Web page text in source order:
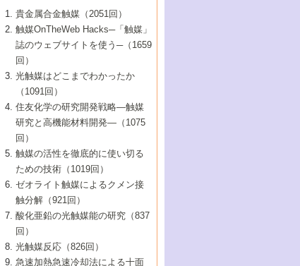
8号 高機能化ポリオレフィンに向けた重合
触媒の最近の進展
7号 持続可能社会実現のための触媒および
触媒関連技術
5号 若手会員による触媒研究の未来展望1：
企業編
6号 第102回触媒討論会
7号 触媒・化学反応における計算化学の進
8号 若手研究者による触媒研究の未来展望
2：大学・研究所編
5号 こんな物質，あんな物質―新たな触媒
の可能性―
7号 『結晶の化学』を活かした触媒研究
8号 イオン液体の応用
5号 水素製造・貯蔵のための触媒技術の新
しい展開
6号 第98回触媒討論会
7号 基礎化学品製造の触媒技術
8号 多機能型リアクター
4号 水分解用光触媒材料
5号 時間分解分光の進歩と応用
6号 第96回触媒討論会
8号 超臨界流体を用いた化学プロセスの新
2号 第93回触媒討論会
3号 特殊エネルギー場の触媒反応
4号 生体内における金属の触媒作用
5号 ファインケミカルズの展開に寄与する
6号 第94回触媒討論会
7号 サブナノレベルでみた新しい表面現象
8号 オレフィン重合触媒の新たな展
1号 なぜこの触媒が良いのか？
2号 第91回触媒討論会
3号 最近の自動車排ガス処理技術
4号 触媒研究の現状と将来─第90回触媒討論
5号 基礎化学品製造の触媒技術
6号 第92回触媒討論会
7号 基礎化学品製造の触媒技術
8号 資源の循環と触媒技術
▼44巻（2002年）
1号 高次制御された触媒の化学
2号 第89回触媒討論会
3号 触媒を利用した電気化学の新展開
4号 ナノ材料の調製と機能化
5号 こんな触媒が欲しい
6号 第90回触媒討論会
7号 触媒研究と学術雑誌/情報
8号 若い世代からみた触媒化学の現状と未
▼43巻（2001年）
1号 グリーンケミストリーと触媒
2号 第87回触媒討論会特集号
3号 生体触媒とバイオプロセス
4号 水素製造・利用の触媒化学
5号 触媒研究における新しい切り口：コン
ビナトリアルケミストリー
6号 第88回触媒討論会特集号
7号 企業における触媒研究のブレークスル
8号 この材料を触媒として使ってみません
▼42巻（2000年）
1号 触媒反応工学の明日を拓く
2号 第85回触媒討論会
3号 反応ダイナミクス
5号 触媒のおもしろさをどのように伝える
6号 第86回触媒討論会
7号 水素化精製触媒の新しい展開
8号 新しい反応性と機能性を目指した金属
クラスタ-化学
▼41巻（1999年）
1号 孔、穴、あな?-特異な空間とその利用-
2号 第83回触媒討論会
3号 均一系触媒反応最前線
4号 実用炭素材料の新展開
5号 研究の方法論を考える
7号 機能性金属材料と触媒
8号 触媒研究へのNMRの応用と展望
▼40巻（1998年）
進展と21世紀への提言/創立40周年記念・触
媒学会この10年の歩みとこれから/創立40周
2号 第81回触媒討論会
3号 計算機触媒化学へのさそい
4号 触媒劣化の制御と予測
5号 最新の実用プロセスと触媒
6号 第82回触媒討論会
1号 均一系と不均一系触媒反応-その特徴と
接点
2号 第79回触媒討論会
3号 最新NO除去触媒の実用化研究
4号 新しい反応場を目指した触媒調製
5号 反応・分離技術の新しい展開
6号 第80回触媒討論会
▼38巻（1996年）
1号 触媒の構造と触媒作用/C1化学を中心と
する21世紀への触媒
3号 オリンピックメダル:金・銀・銅はどん
な触媒作用を示すか
4号 触媒作用における機能の複合化
▼37巻（1995年）
1号 ファインケミカルズと固体触媒
2号 第75回触媒討論会
3号 希土類を利用した触媒
4号 触媒とリサイクル
5号 エネルギー変換触媒
▼36巻（1994年）
1号 電気化学と触媒
2号 第73回触媒討論会
3号 C4化学の展開
4号 《通常号》
▼35巻（1993年）
1号 工業触媒開発マニュアル―探索から工
業化まで
2号 第71回触媒討論会
▼34巻（1992年）
1号 インパクトを与えたこの研究
2号 第69回触媒討論会
▼33巻（1991年）
1号 触媒プロセス開発マニュアル―探索か
▼32巻（1990年）
貴金属合金触媒（2051回）
触媒OnTheWeb Hacks─「触媒」
誌のウェブサイトを使う─（1659
回）
光触媒はどこまでわかったか
（1091回）
住友化学の研究開発戦略―触媒
研究と高機能材料開発―（1075
回）
触媒の活性を徹底的に使い切る
ための技術（1019回）
ゼオライト触媒によるクメン接
触分解（921回）
酸化亜鉛の光触媒能の研究（837
回）
光触媒反応（826回）
急速加熱急速冷却法による十面